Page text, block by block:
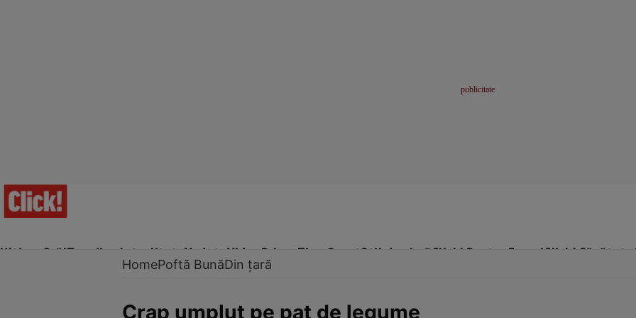
Ultima Oră!Trending Actualitate Vedete Video Prime Time SportStil de viațăClick! Pentru FemeiClick! Sănătate
HomePoftă BunăDin țară
Crap umplut pe pat de legume